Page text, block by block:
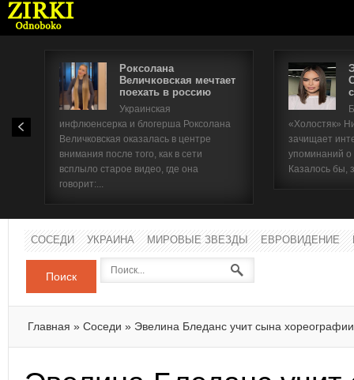
Роксолана
Величковская мечтает
поехать в россию
Украинская
инфлюенсерка и блогерша Роксолана
Величковская оказалась в центре
внимания после того, как в сети
всплыло старое видео, где она
говорит:...
«Холостяк»
зачищает
упоминаний
Казалось бы,
СОСЕДИ УКРАИНА МИРОВЫЕ ЗВЕЗДЫ ЕВРОВИДЕНИЕ
Поиск
Главная » Соседи » Эвелина Бледанс учит сына хореографии
Имя